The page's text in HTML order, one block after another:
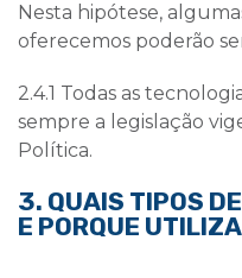
Nesta hipótese,
oferecemos poderão
2.4.1 Todas as
sempre a legislação
Política.
3. QUAIS TIPOS
E PORQUE